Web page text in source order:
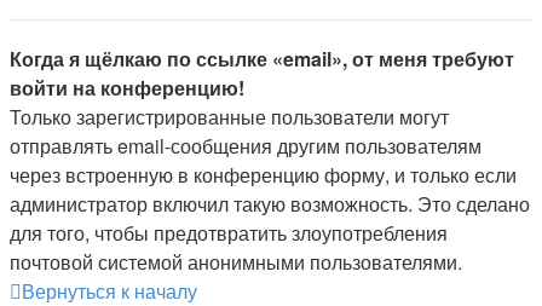
Когда я щёлкаю по ссылке «email», от меня требуют
войти на конференцию!
Только зарегистрированные пользователи могут
отправлять email-сообщения другим пользователям
через встроенную в конференцию форму, и только если
администратор включил такую возможность. Это сделано
для того, чтобы предотвратить злоупотребления
почтовой системой анонимными пользователями.
Вернуться к началу